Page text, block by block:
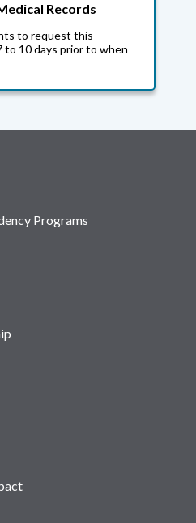
Records
to request this
10 days prior to when
Programs